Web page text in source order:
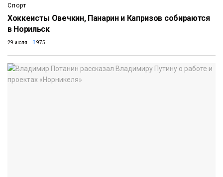
Спорт
Хоккеисты Овечкин, Панарин и Капризов собираются
в Норильск
29 июля 975